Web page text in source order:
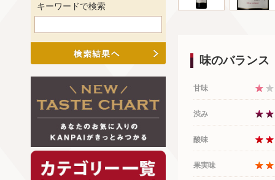
味のバランス
甘味
渋み
酸味
果実味
キーワードで検索